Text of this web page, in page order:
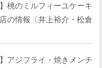
桃のミルフィーユケーキ
の情報〔井上裕介・松倉
アジフライ・焼きメンチ